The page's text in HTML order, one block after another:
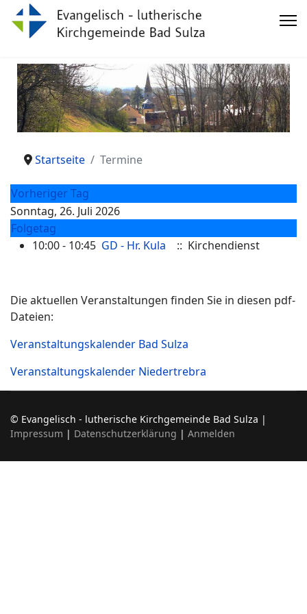
Startseite Termine
Vorheriger Tag
Sonntag, 26. Juli 2026
Folgetag
10:00 - 10:45 GD - Hr. Kula :: Kirchendienst
Die aktuellen Veranstaltungen finden Sie in diesen pdf-
Dateien:
Veranstaltungskalender Bad Sulza
Veranstaltungskalender Niedertrebra
© Evangelisch - lutherische Kirchgemeinde Bad Sulza |
Impressum | Datenschutzerklärung | Anmelden